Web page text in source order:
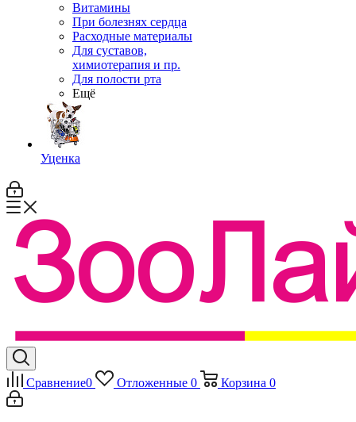
Витамины
При болезнях сердца
Расходные материалы
Для суставов,
химиотерапия и пр.
Для полости рта
Ещё
Уценка
Сравнение0 Отложенные 0 Корзина 0